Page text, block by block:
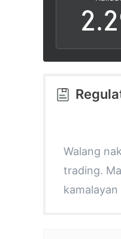
2
3
4
6
7
.2
3
4
6
7
Walang
trading.